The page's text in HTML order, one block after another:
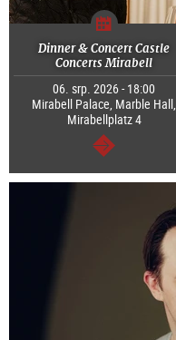
Dinner & Concert Castle
Concerts Mirabell
06. srp. 2026 - 18:00
Mirabell Palace, Marble Hall,
Mirabellplatz 4
continue